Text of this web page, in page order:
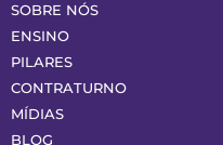
SOBRE NÓS
ENSINO
PILARES
CONTRATURNO
MÍDIAS
BLOG